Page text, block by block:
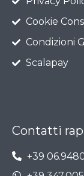
Cookie
Condizioni
Scalapay
Contatti
+39